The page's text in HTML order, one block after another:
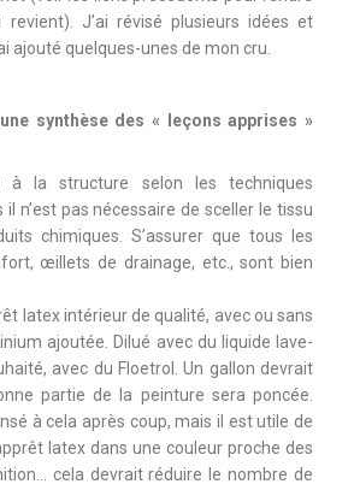
J’ai révisé plusieurs idées et
ajouté quelques-unes de mon cru.
synthèse des « leçons apprises »
à la structure selon les techniques
n’est pas nécessaire de sceller le tissu
chimiques. S’assurer que tous les
œillets de drainage, etc., sont bien
latex intérieur de qualité, avec ou sans
ajoutée. Dilué avec du liquide lave-
avec du Floetrol. Un gallon devrait
partie de la peinture sera poncée.
à cela après coup, mais il est utile de
latex dans une couleur proche des
cela devrait réduire le nombre de